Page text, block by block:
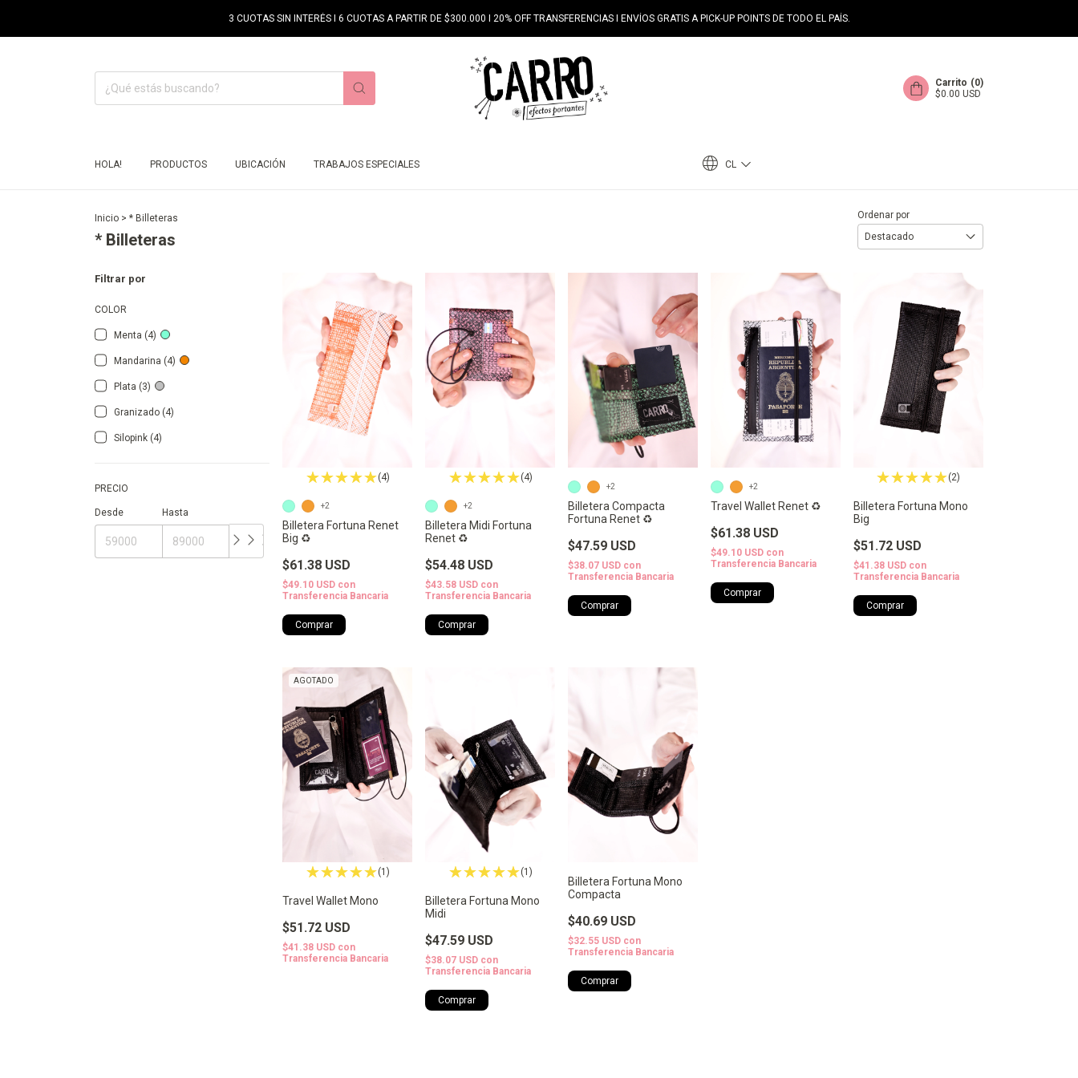
3 CUOTAS SIN INTERÉS I 6 CUOTAS A PARTIR DE $300.000 I 20% OFF TRANSFERENCIAS I ENVÍOS GRATIS A PICK-UP POINTS DE TODO EL PAÍS.
Carrito (0)
$0.00 USD
HOLA! PRODUCTOS UBICACIÓN TRABAJOS ESPECIALES CL
Inicio > * Billeteras
* Billeteras
Ordenar por
Filtrar por
COLOR
Menta (4)
Mandarina (4)
Plata (3)
Granizado (4)
Silopink (4)
PRECIO
Desde Hasta
(4)
Billetera Fortuna Renet
Big ♻️
$61.38 USD
$49.10 USD con
Transferencia Bancaria
+2
Comprar
(4)
Billetera Midi Fortuna
Renet ♻️
$54.48 USD
$43.58 USD con
Transferencia Bancaria
+2
Comprar
Billetera Compacta
Fortuna Renet ♻️
$47.59 USD
$38.07 USD con
Transferencia Bancaria
+2
Comprar
Travel Wallet Renet ♻️
$61.38 USD
$49.10 USD con
Transferencia Bancaria
+2
Comprar
(2)
Billetera Fortuna Mono
Big
$51.72 USD
$41.38 USD con
Transferencia Bancaria
AGOTADO
(1)
Travel Wallet Mono
$51.72 USD
$41.38 USD con
Transferencia Bancaria
(1)
Billetera Fortuna Mono
Midi
$47.59 USD
$38.07 USD con
Transferencia Bancaria
Billetera Fortuna Mono
Compacta
$40.69 USD
$32.55 USD con
Transferencia Bancaria